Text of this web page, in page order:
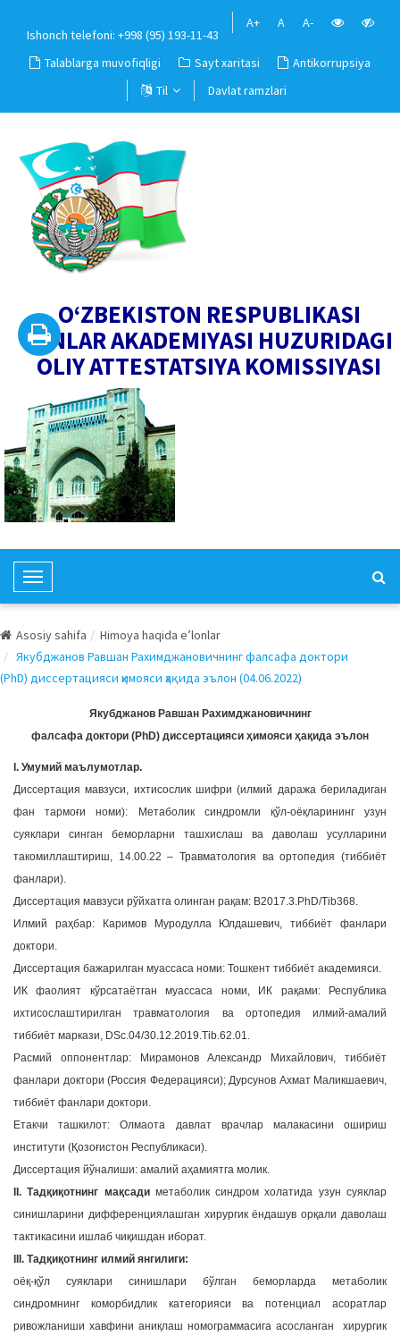
Ishonch telefoni: +998 (95) 193-11-43
A+ A A-
Talablarga muvofiqligi Sayt xaritasi
Antikorrupsiya
Til
Davlat ramzlari
O‘ZBEKISTON RESPUBLIKASI
FANLAR AKADEMIYASI HUZURIDAGI
OLIY ATTESTATSIYA KOMISSIYASI
T
o
g
l
e
a
i
g
a
t
i
o
n
Asosiy sahifa
Himoya haqida e’lonlar
Якубджанов Равшан Рахимджановичнинг фалсафа доктори
(PhD) диссертацияси ҳимояси ҳақида эълон (04.06.2022)
Якубджанов Равшан Рахимджановичнинг
фалсафа доктори (PhD) диссертацияси ҳимояси ҳақида эълон
I. Умумий маълумотлар.
Диссертация мавзуси, ихтисослик шифри (илмий даража бериладиган
фан тармоғи номи): Метаболик синдромли қўл-оёқларининг узун
суяклари синган беморларни ташхислаш ва даволаш усулларини
такомиллаштириш, 14.00.22 – Травматология ва ортопедия (тиббиёт
фанлари).
Диссертация мавзуси рўйхатга олинган рақам: B2017.3.PhD/Tib368.
Илмий раҳбар: Каримов Муродулла Юлдашевич, тиббиёт фанлари
доктори.
Диссертация бажарилган муассаса номи: Тошкент тиббиёт академияси.
ИК фаолият кўрсатаётган муассаса номи, ИК рақами: Республика
ихтисослаштирилган травматология ва ортопедия илмий-амалий
тиббиёт маркази, DSc.04/30.12.2019.Tib.62.01.
Расмий оппонентлар: Мирамонов Александр Михайлович, тиббиёт
фанлари доктори (Россия Федерацияси); Дурсунов Ахмат Маликшаевич,
тиббиёт фанлари доктори.
Етакчи ташкилот: Олмаота давлат врачлар малакасини ошириш
институти (Қозоғистон Республикаси).
Диссертация йўналиши: амалий аҳамиятга молик.
II. Тадқиқотнинг мақсадиметаболик синдром холатида узун суяклар
синишларини дифференциялашган хирургик ёндашув орқали даволаш
тактикасини ишлаб чиқишдан иборат.
III. Тадқиқотнинг илмий янгилиги:
оёқ-қўл суяклари синишлари бўлган беморларда метаболик
синдромнинг коморбидлик категорияси ва потенциал асоратлар
ривожланиши хавфини аниқлаш номограммасига асосланган хирургик